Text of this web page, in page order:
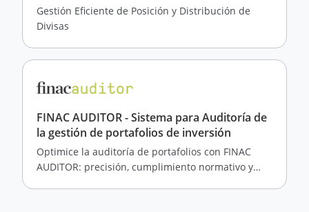
Gestión Eficiente de Posición y Distribución de
Divisas
FINAC AUDITOR - Sistema para Auditoría de
la gestión de portafolios de inversión
Optimice la auditoría de portafolios con FINAC
AUDITOR: precisión, cumplimiento normativo y